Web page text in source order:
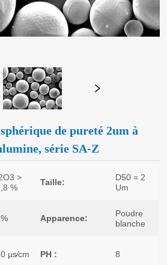
de pureté 2um à
série SA-Z